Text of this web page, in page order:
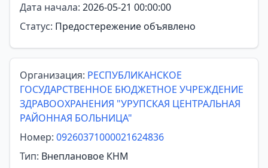
Дата начала: 2026-05-21 00:00:00
Статус: Предостережение объявлено
Организация: РЕСПУБЛИКАНСКОЕ
ГОСУДАРСТВЕННОЕ БЮДЖЕТНОЕ УЧРЕЖДЕНИЕ
ЗДРАВООХРАНЕНИЯ "УРУПСКАЯ ЦЕНТРАЛЬНАЯ
РАЙОННАЯ БОЛЬНИЦА"
Номер: 09260371000021624836
Тип: Внеплановое КНМ